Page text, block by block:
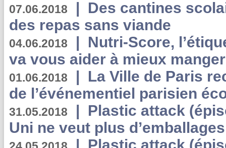
07.06.2018 | Des cantines
des repas sans viande
04.06.2018 | Nutri-Score,
va vous aider à mieux
01.06.2018 | La Ville de Paris
de l’événementiel parisien
31.05.2018 | Plastic attack
Uni ne veut plus